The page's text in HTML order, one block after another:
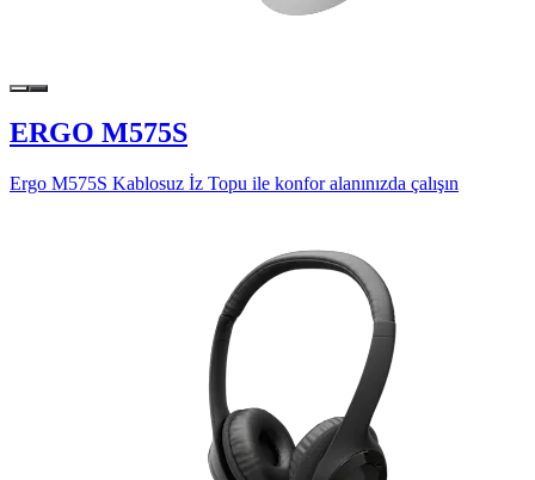
ERGO M575S
Ergo M575S Kablosuz İz Topu ile konfor alanınızda çalışın